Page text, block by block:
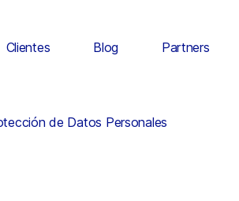
Clientes Blog Partners
de Datos Personales